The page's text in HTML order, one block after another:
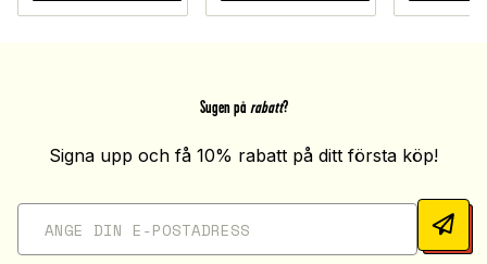
Sugen på rabatt?
Signa upp och få 10% rabatt på ditt första köp!